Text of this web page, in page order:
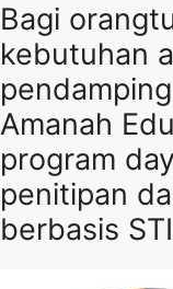
Bagi
kebutuhan
Amanah
program
penitipan
berbasis